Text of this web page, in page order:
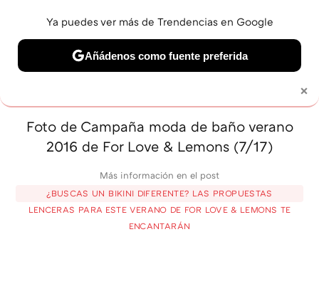
BELLEZA SHOPPING VIAJES GASTRO SNEAKERS
Foto de Campaña moda de baño verano
2016 de For Love & Lemons (7/17)
Más información en el post
¿BUSCAS UN BIKINI DIFERENTE? LAS PROPUESTAS
LENCERAS PARA ESTE VERANO DE FOR LOVE & LEMONS TE
ENCANTARÁN
×
Ya puedes ver más de Trendencias en Google
Añádenos como fuente preferida